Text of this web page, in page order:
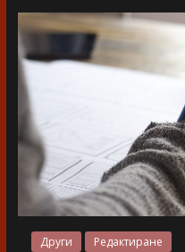
разказ
Други Редактиране